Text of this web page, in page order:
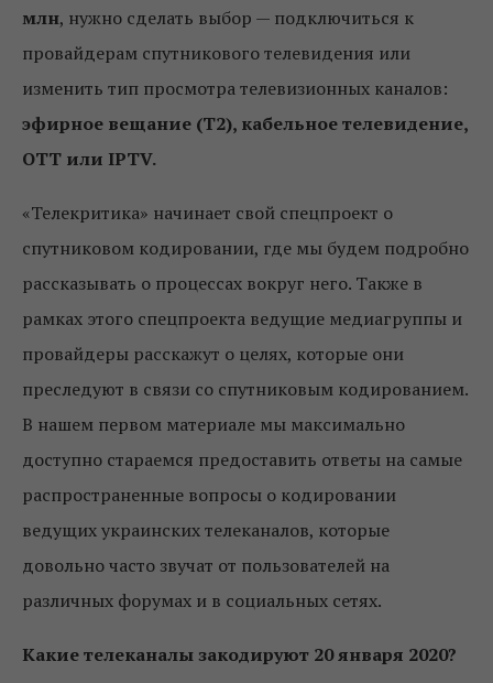
млн, нужно сделать выбор — подключиться к
провайдерам спутникового телевидения или
изменить тип просмотра телевизионных каналов:
эфирное вещание (Т2), кабельное телевидение,
ОТТ или IPTV.
«Телекритика» начинает свой спецпроект о
спутниковом кодировании, где мы будем подробно
рассказывать о процессах вокруг него. Также в
рамках этого спецпроекта ведущие медиагруппы и
провайдеры расскажут о целях, которые они
преследуют в связи со спутниковым кодированием.
В нашем первом материале мы максимально
доступно стараемся предоставить ответы на самые
распространенные вопросы о кодировании
ведущих украинских телеканалов, которые
довольно часто звучат от пользователей на
различных форумах и в социальных сетях.
Какие телеканалы закодируют 20 января 2020?